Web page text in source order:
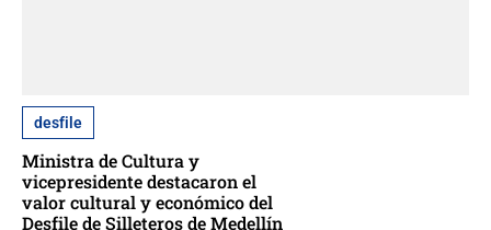
desfile
Ministra de Cultura y
vicepresidente destacaron el
valor cultural y económico del
Desfile de Silleteros de Medellín